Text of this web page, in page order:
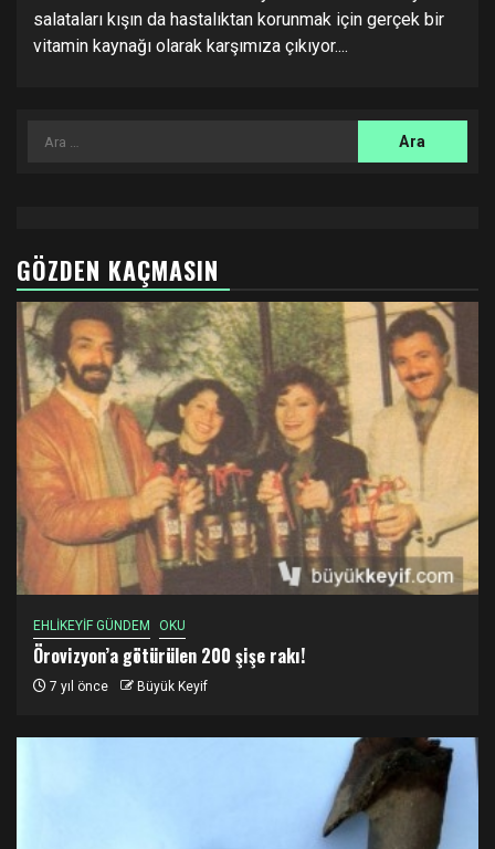
salataları kışın da hastalıktan korunmak için gerçek bir
vitamin kaynağı olarak karşımıza çıkıyor....
Arama:
GÖZDEN KAÇMASIN
EHLİKEYİF GÜNDEM OKU
Örovizyon’a götürülen 200 şişe rakı!
7 yıl önce Büyük Keyif